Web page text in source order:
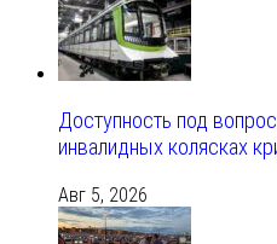
Доступность под
инвалидных колясках
Авг 5, 2026